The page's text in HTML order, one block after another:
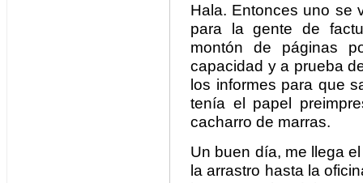
Hala. Entonces uno se
para la gente de
montón de páginas
capacidad y a prueba
los informes para que
tenía el papel
cacharro de marras.
Un buen día, me llega
la arrastro hasta la